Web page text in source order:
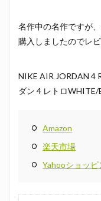
名作中の名作ですが
購入しましたのでレ
NIKE AIR JORDAN 4
ダン 4 レトロ
Amazon
楽天市場
Yahooショッピ